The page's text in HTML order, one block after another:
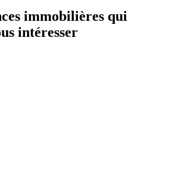
immobilières qui
intéresser